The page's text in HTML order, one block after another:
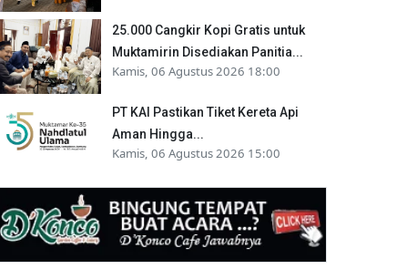
25.000 Cangkir Kopi Gratis untuk
Muktamirin Disediakan Panitia...
Kamis, 06 Agustus 2026 18:00
PT KAI Pastikan Tiket Kereta Api
Aman Hingga...
Kamis, 06 Agustus 2026 15:00